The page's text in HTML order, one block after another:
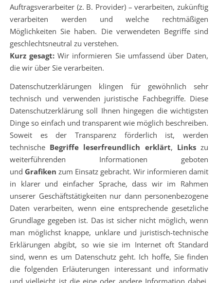
Auftragsverarbeiter (z. B. Provider) – verarbeiten, zukünftig
verarbeiten werden und welche rechtmäßigen
Möglichkeiten Sie haben. Die verwendeten Begriffe sind
geschlechtsneutral zu verstehen.
Kurz gesagt: Wir informieren Sie umfassend über Daten,
die wir über Sie verarbeiten.
Datenschutzerklärungen klingen für gewöhnlich sehr
technisch und verwenden juristische Fachbegriffe. Diese
Datenschutzerklärung soll Ihnen hingegen die wichtigsten
Dinge so einfach und transparent wie möglich beschreiben.
Soweit es der Transparenz förderlich ist, werden
technische Begriffe leserfreundlich erklärt, Linkszu
weiterführenden Informationen geboten
und Grafiken zum Einsatz gebracht. Wir informieren damit
in klarer und einfacher Sprache, dass wir im Rahmen
unserer Geschäftstätigkeiten nur dann personenbezogene
Daten verarbeiten, wenn eine entsprechende gesetzliche
Grundlage gegeben ist. Das ist sicher nicht möglich, wenn
man möglichst knappe, unklare und juristisch-technische
Erklärungen abgibt, so wie sie im Internet oft Standard
sind, wenn es um Datenschutz geht. Ich hoffe, Sie finden
die folgenden Erläuterungen interessant und informativ
und vielleicht ist die eine oder andere Information dabei,